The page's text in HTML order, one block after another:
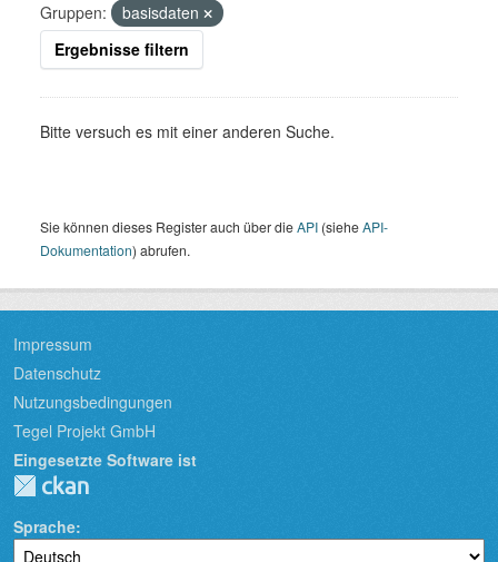
Gruppen:
basisdaten
Ergebnisse filtern
Bitte versuch es mit einer anderen Suche.
Sie können dieses Register auch über dieAPI (sieheAPI-
Dokumentation) abrufen.
Impressum
Datenschutz
Nutzungsbedingungen
Tegel Projekt GmbH
Eingesetzte Software ist
Sprache